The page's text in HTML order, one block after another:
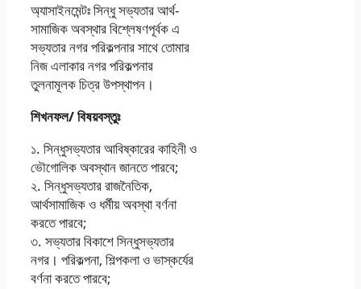
অ্যাসাইনমেন্টঃ সিন্ধু সভ্যতার আর্থ-
সামাজিক অবস্থার বিশ্লেষণপূর্বক এ
সভ্যতার নগর পরিকল্পনার সাথে তােমার
নিজ এলাকার নগর পরিকল্পনার
তুলনামূলক চিত্র উপস্থাপন।
শিখনফল/ বিষয়বস্তুঃ
১. সিন্ধুসভ্যতার আবিষ্কারের কাহিনী ও
ভৌগােলিক অবস্থান জানতে পারবে;
২. সিন্ধুসভ্যতার রাজনৈতিক,
আর্থসামাজিক ও ধর্মীয় অবস্থা বর্ণনা
করতে পারবে;
৩. সভ্যতার বিকাশে সিন্ধুসভ্যতার
নগর। পরিকল্পনা, শিল্পকলা ও ভাস্কর্যের
বর্ণনা করতে পারবে;